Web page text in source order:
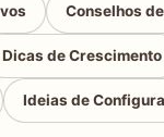
Conselhos
Dicas de Crescimento
Ideias de